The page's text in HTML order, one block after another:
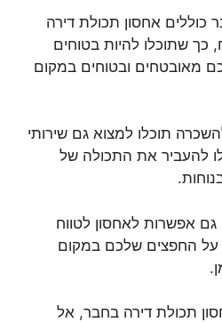
כוללים אחסון תכולת דירה
כך שתוכלו להיות בטוחים
מאובטחים ובטוחים במקום
תוכלו למצוא גם שירותי
להעביר את התכולה של
אפשרות לאחסון לטווח
על החפצים שלכם במקום
תכולת דירה בחבר, אל